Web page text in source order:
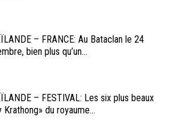
– FRANCE: Au Bataclan le 24
bien plus qu’un...
– FESTIVAL: Les six plus beaux
Krathong» du royaume...